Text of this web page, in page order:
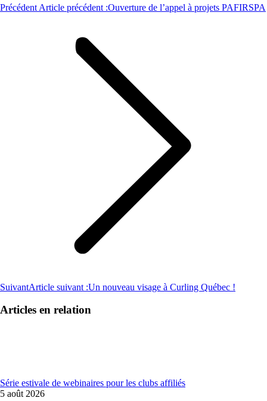
Précédent Article précédent :Ouverture de l’appel à projets PAFIRSPA
SuivantArticle suivant :Un nouveau visage à Curling Québec !
Articles en relation
Série estivale de webinaires pour les clubs affiliés
5 août 2026